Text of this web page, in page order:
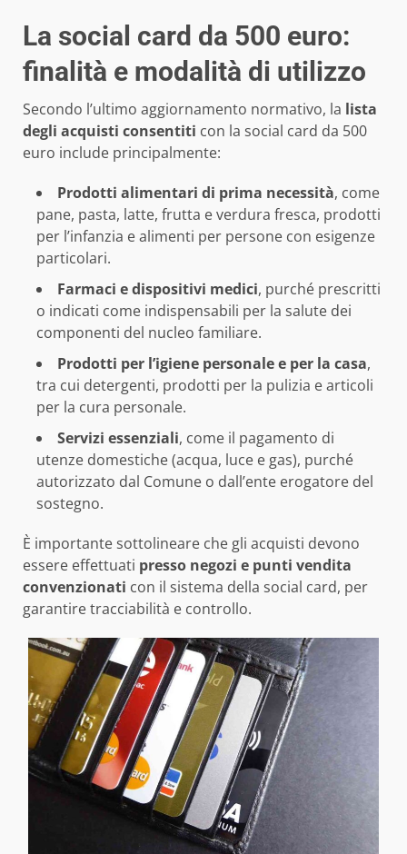
La social card da 500 euro:
finalità e modalità di utilizzo
Secondo l’ultimo aggiornamento normativo, la lista
degli acquisti consentiti con la social card da 500
euro include principalmente:
Prodotti alimentari di prima necessità, come
pane, pasta, latte, frutta e verdura fresca, prodotti
per l’infanzia e alimenti per persone con esigenze
particolari.
Farmaci e dispositivi medici, purché prescritti
o indicati come indispensabili per la salute dei
componenti del nucleo familiare.
Prodotti per l’igiene personale e per la casa,
tra cui detergenti, prodotti per la pulizia e articoli
per la cura personale.
Servizi essenziali, come il pagamento di
utenze domestiche (acqua, luce e gas), purché
autorizzato dal Comune o dall’ente erogatore del
sostegno.
È importante sottolineare che gli acquisti devono
essere effettuati presso negozi e punti vendita
convenzionati con il sistema della social card, per
garantire tracciabilità e controllo.